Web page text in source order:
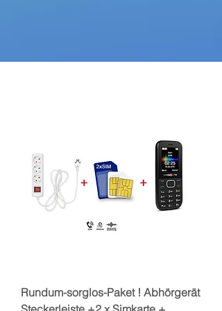
Rundum-sorglos-Paket ! Abhörgerät